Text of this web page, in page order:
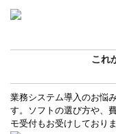
これ
業務システム導入のお悩
す。ソフトの選び方や、
モ受付もお受けしておりま